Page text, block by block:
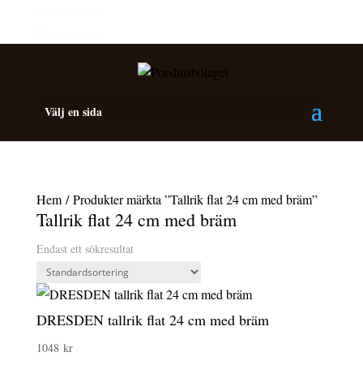
Välj en sida
Hem/ Produkter märkta ”Tallrik flat 24 cm med bräm”
Tallrik flat 24 cm med bräm
Endast ett sökresultat
DRESDEN tallrik flat 24 cm med bräm
1048 kr